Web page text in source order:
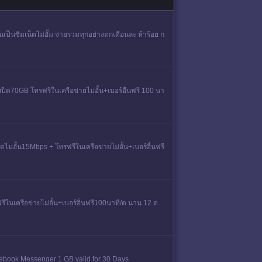
นซิมเน็ตไม่อั้ม จ่ายรวมทุกอย่างตกเดือนละ ห้าร้อย ก
70GB โทรฟรีในเครือข่ายไม่อั้น+เบอร์อื่นฟรี 100 นา
อั้น15Mbps + โทรฟรีในเครือข่ายไม่อั้น+เบอร์อื่นฟรี
นเครือข่ายไม่อั้น+เบอร์อิ่นฟรี100นาที/ด นาน 12 ด.
Messenger 1 GB valid for 30 Days